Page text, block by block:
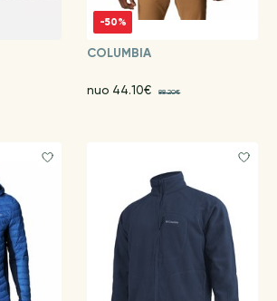
-50%
COLUMBIA
nuo 44.10€ 88.20€